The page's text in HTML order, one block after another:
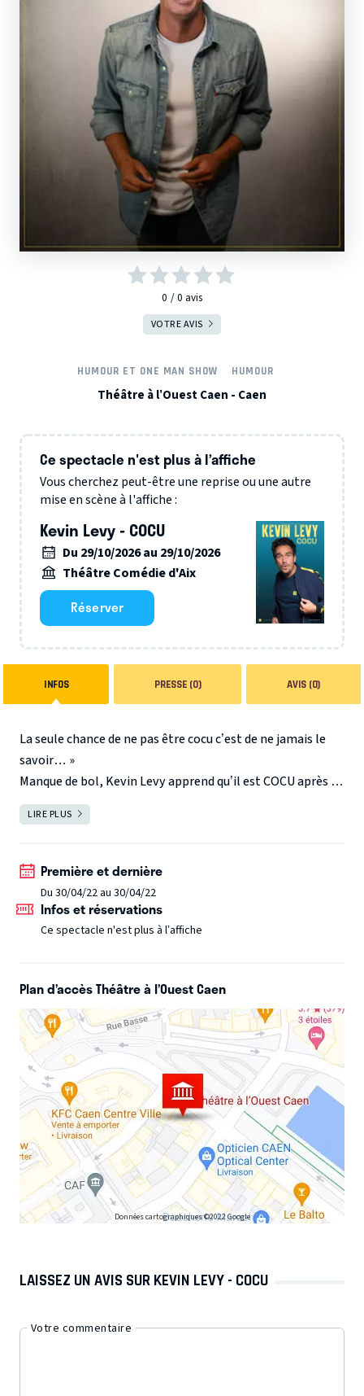
0 0 avis
VOTRE AVIS
HUMOUR ET ONE MAN SHOW HUMOUR
Théâtre à l’Ouest Caen - Caen
Ce spectacle n'est plus à l’affiche
Vous cherchez peut-être une reprise ou une autre
mise en scène à l'affiche :
Kevin Levy - COCU
Du 29/10/2026 au 29/10/2026
Théâtre Comédie d'Aix
Réserver
INFOS PRESSE (0) AVIS (0)
La seule chance de ne pas être cocu c’est de ne jamais le
savoir… »
Manque de bol, Kevin Levy apprend qu’il est COCU après 9
ans de relation !
Seul en scène humoristique, Kevin Levy raconte son
que les autres.
Entre sketch, stand-up, Danse et Musique “COCU” est le
premier seul en scène de Kevin Levy qui ne manquera pas
de vous faire rire, pleurer… euh… pardon… pleurer de rire
LIRE PLUS
Première et dernière
Du 30/04/22 au 30/04/22
Infos et réservations
Ce spectacle n'est plus à l’affiche
Plan d’accès Théâtre à l’Ouest Caen
Données cartographiques ©2022 Google
LAISSEZ UN AVIS SUR KEVIN LEVY - COCU
Votre commentaire